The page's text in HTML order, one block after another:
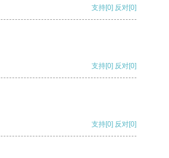
支持[0] 反对[0]
支持[0] 反对[0]
支持[0] 反对[0]